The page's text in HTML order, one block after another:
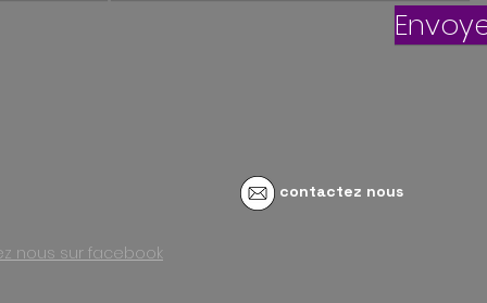
contactez nous
nous sur facebook